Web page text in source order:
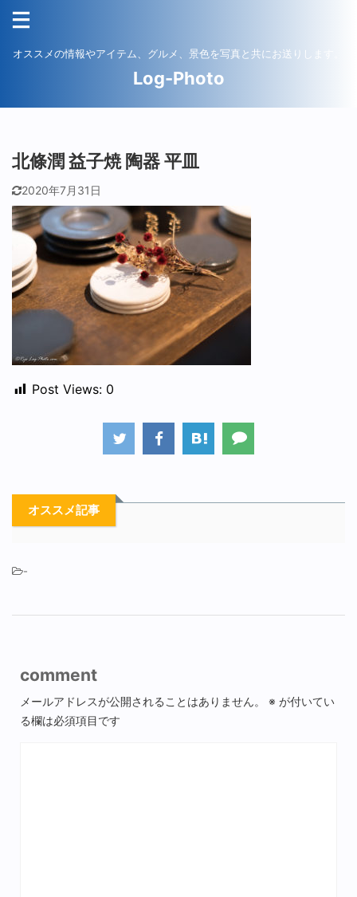
オススメの情報やアイテム、グルメ、景色を写真と共にお送りします。
Log-Photo
北條潤 益子焼 陶器 平皿
2020年7月31日
Post Views: 0
オススメ記事
-
comment
メールアドレスが公開されることはありません。 ※ が付いてい
る欄は必須項目です